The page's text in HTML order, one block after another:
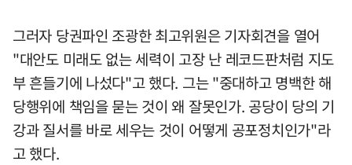
그러자 당권파인 조광한 최고위원은 기자회견을 열어
"대안도 미래도 없는 세력이 고장 난 레코드판처럼 지도
부 흔들기에 나섰다"고 했다. 그는 "중대하고 명백한 해
당행위에 책임을 묻는 것이 왜 잘못인가. 공당이 당의 기
강과 질서를 바로 세우는 것이 어떻게 공포정치인가"라
고 했다.